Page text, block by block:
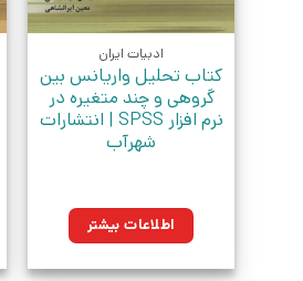
ادبیات ایران
کتاب تحلیل واریانس بین
گروهی و چند متغیره در
نرم افزار SPSS | انتشارات
شهرآب
اطلاعات بیشتر